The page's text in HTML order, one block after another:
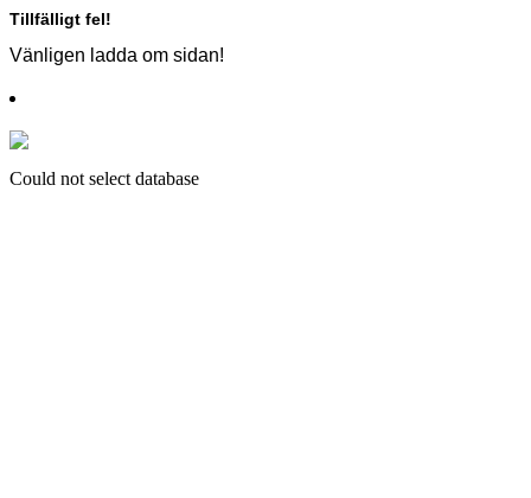
Tillfälligt fel!
Vänligen ladda om sidan!
Could not select database